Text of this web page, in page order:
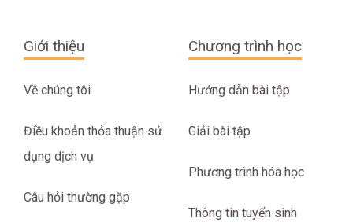
Giới thiệu
Về chúng tôi
Điều khoản thỏa thuận sử
dụng dịch vụ
Câu hỏi thường gặp
Chương trình học
Hướng dẫn bài tập
Giải bài tập
Phương trình hóa học
Thông tin tuyển sinh